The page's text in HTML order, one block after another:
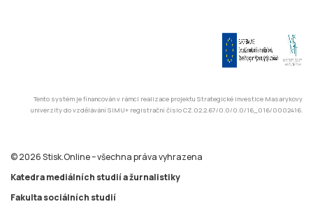
Tento systém je financován v rámci realizace projektu Strategické investice Masarykovy
univerzity do vzdělávání SIMU+ registrační číslo CZ.02.2.67/0.0/0.0/16_016/0002416.
© 2026 Stisk.Online – všechna práva vyhrazena
Katedra mediálních studií a žurnalistiky
Fakulta sociálních studií